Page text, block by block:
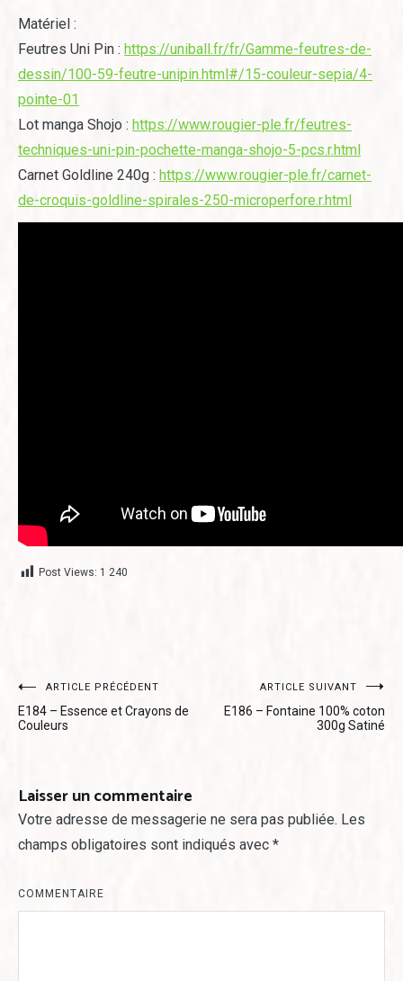
Matériel :
Feutres Uni Pin : https://uniball.fr/fr/Gamme-feutres-de-
dessin/100-59-feutre-unipin.html#/15-couleur-sepia/4-
pointe-01
Lot manga Shojo : https://www.rougier-ple.fr/feutres-
techniques-uni-pin-pochette-manga-shojo-5-pcs.r.html
Carnet Goldline 240g : https://www.rougier-ple.fr/carnet-
de-croquis-goldline-spirales-250-microperfore.r.html
Post Views: 1 240
Navigation
de
ARTICLE PRÉCÉDENT
E184 – Essence et Crayons de
Couleurs
ARTICLE SUIVANT
E186 – Fontaine 100% coton
300g Satiné
Laisser un commentaire
Votre adresse de messagerie ne sera pas publiée. Les
champs obligatoires sont indiqués avec *
COMMENTAIRE